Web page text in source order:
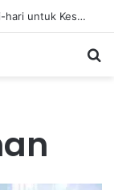
Mengatasi Dampak Pikiran Negatif Sehari-hari untuk Kesehatan Mental yang Lebih Baik